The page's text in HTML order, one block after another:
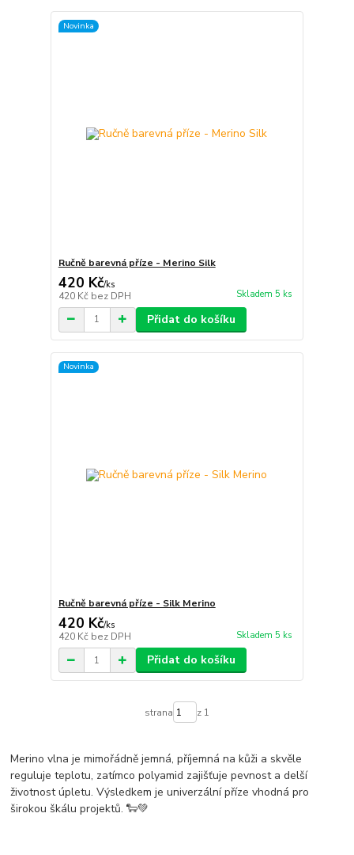
Novinka
Ručně barevná příze - Merino Silk
420 Kč/ks
420 Kč bez DPH Skladem 5 ks
Přidat do košíku
Novinka
Ručně barevná příze - Silk Merino
420 Kč/ks
420 Kč bez DPH Skladem 5 ks
Přidat do košíku
strana z 1
Merino vlna je mimořádně jemná, příjemná na kůži a skvěle
reguluje teplotu, zatímco polyamid zajišťuje pevnost a delší
životnost úpletu. Výsledkem je univerzální příze vhodná pro
širokou škálu projektů. 🐑💚